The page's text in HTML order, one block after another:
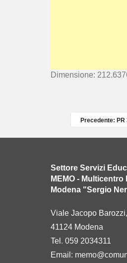
C
p
v
e
d
r
e
l
i
Dimensione:
Precedente: PR
Settore Servizi
MEMO -
Modena "Sergio
Viale Jacopo
41124 Modena
Tel. 059 2034311
Email: